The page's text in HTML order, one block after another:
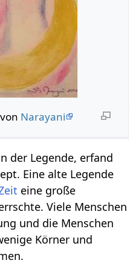
Narayani
der Legende, erfand
Eine alte Legende
eine große
Viele Menschen
und die Menschen
Körner und